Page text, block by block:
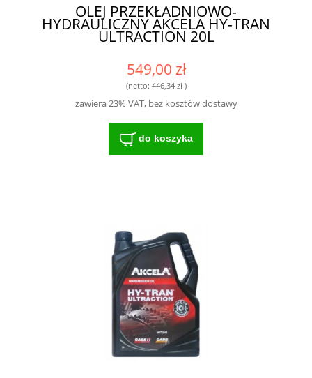
OLEJ PRZEKŁADNIOWO-
HYDRAULICZNY AKCELA HY-TRAN
ULTRACTION 20L
549,00 zł
(netto: 446,34 zł)
zawiera 23% VAT, bez kosztów dostawy
do koszyka